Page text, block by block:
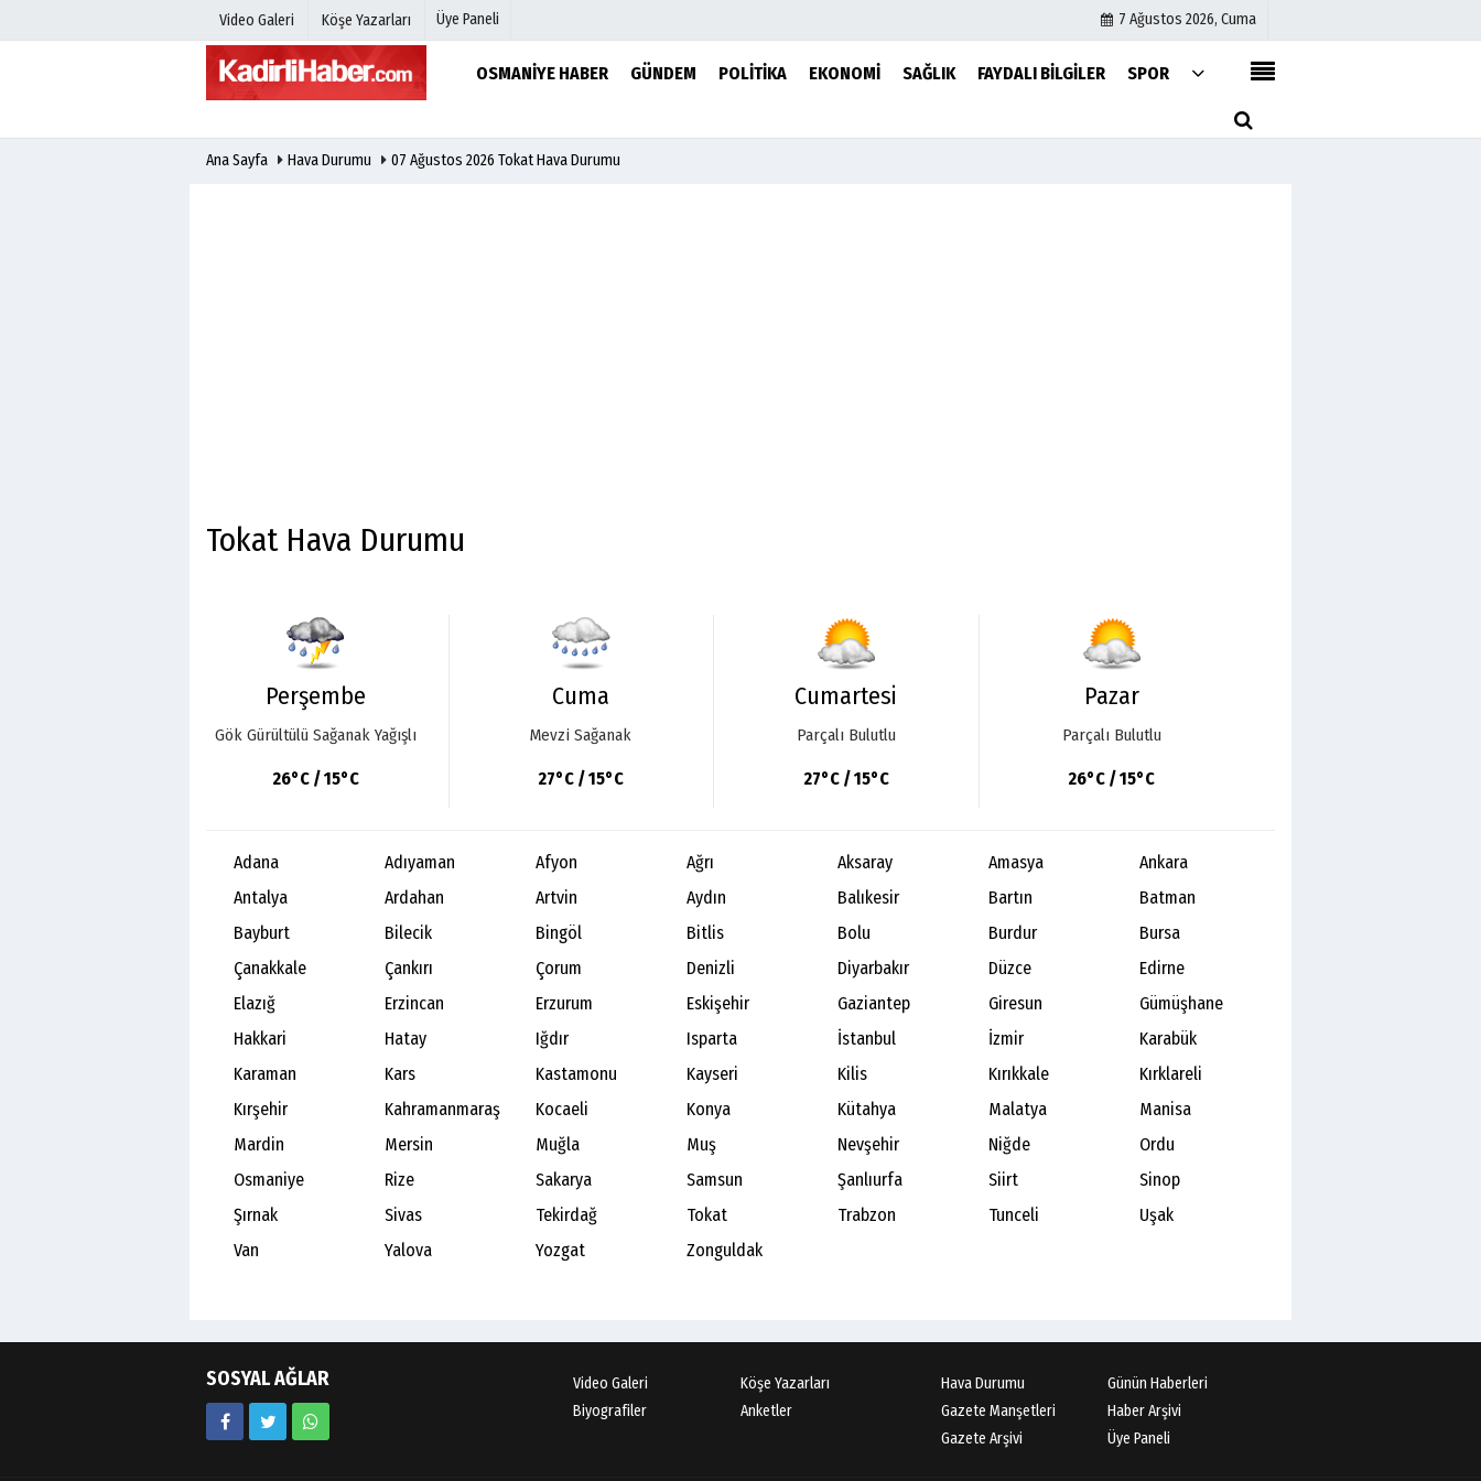
Video Galeri Köşe Yazarları Üye Paneli 7 Ağustos 2026, Cuma
OSMANIYE HABER GÜNDEM POLITIKA EKONOMI SAĞLIK FAYDALI BILGILER SPOR
Üye Paneli
Hava Durumu
Gazete Manşetleri
Köşe Yazarları
Kullanım Koşulları
Ana Sayfa Hava Durumu 07 Ağustos 2026 Tokat Hava Durumu
Tokat Hava Durumu
Perşembe
Gök Gürültülü Sağanak Yağışlı
26°C / 15°C
Cuma
Mevzi Sağanak
27°C / 15°C
Cumartesi
Parçalı Bulutlu
27°C / 15°C
Pazar
Parçalı Bulutlu
26°C / 15°C
Adana Adıyaman Afyon Ağrı Aksaray Amasya
Ankara
Antalya
Ardahan Artvin Aydın Balıkesir Bartın
Batman
Bayburt
Bilecik Bingöl Bitlis Bolu Burdur
Bursa
Çanakkale
Çankırı Çorum Denizli Diyarbakır Düzce
Edirne
Elazığ
Erzincan Erzurum Eskişehir Gaziantep Giresun
Gümüşhane
Hakkari
Hatay Iğdır Isparta İstanbul İzmir
Karabük
Karaman
Kars Kastamonu Kayseri Kilis Kırıkkale
Kırklareli
Kırşehir
Kahramanmaraş Kocaeli Konya Kütahya Malatya
Manisa
Mardin
Mersin Muğla Muş Nevşehir Niğde
Ordu
Osmaniye
Rize Sakarya Samsun Şanlıurfa Siirt
Sinop
Şırnak
Sivas Tekirdağ Tokat Trabzon Tunceli
Uşak
Van
Yalova Yozgat Zonguldak
SOSYAL AĞLAR Video Galeri
Köşe Yazarları
Biyografiler
Anketler
Hava Durumu
Günün Haberleri
Gazete Manşetleri
Haber Arşivi
Gazete Arşivi
Üye Paneli